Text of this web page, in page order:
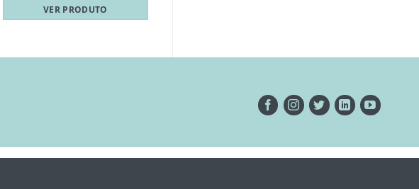
VER PRODUTO